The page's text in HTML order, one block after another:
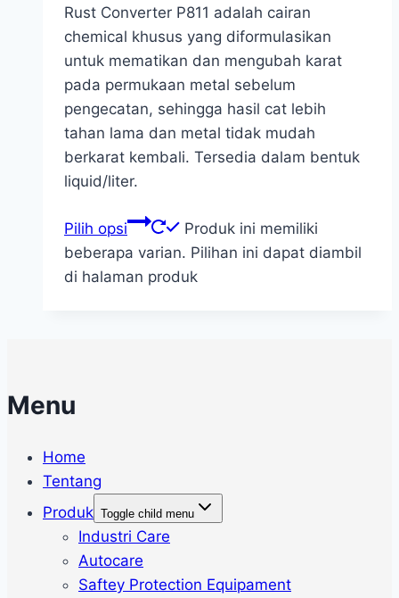
Rust Converter P811 adalah cairan
chemical khusus yang diformulasikan
untuk mematikan dan mengubah karat
pada permukaan metal sebelum
pengecatan, sehingga hasil cat lebih
tahan lama dan metal tidak mudah
berkarat kembali. Tersedia dalam bentuk
liquid/liter.
Pilih opsi
Produk ini memiliki
beberapa varian. Pilihan ini dapat diambil
di halaman produk
Menu
Home
Tentang
Produk Toggle child menu
Industri Care
Autocare
Saftey Protection Equipament